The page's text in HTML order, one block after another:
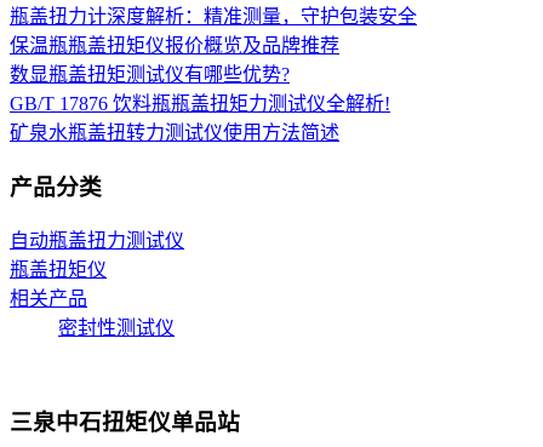
瓶盖扭力计深度解析：精准测量，守护包装安全
保温瓶瓶盖扭矩仪报价概览及品牌推荐
数显瓶盖扭矩测试仪有哪些优势?
GB/T 17876 饮料瓶瓶盖扭矩力测试仪全解析!
矿泉水瓶盖扭转力测试仪使用方法简述
产品分类
自动瓶盖扭力测试仪
瓶盖扭矩仪
相关产品
密封性测试仪
三泉中石扭矩仪单品站